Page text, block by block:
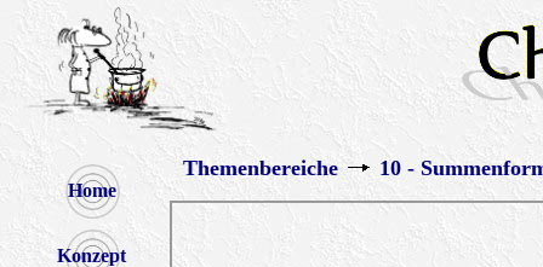
Home
Konzept
Themenbereiche 10 -